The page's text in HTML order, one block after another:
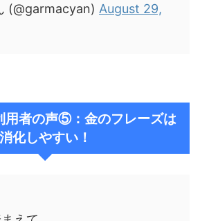
(@garmacyan) August 29,
用者の声⑤：金のフレーズは
消化しやすい！